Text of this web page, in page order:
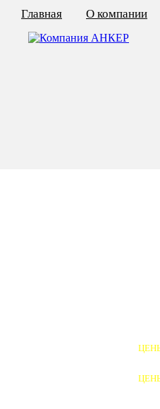
ШАЙБЫ ФУНДАМЕНТНЫЕ
Главная О компании